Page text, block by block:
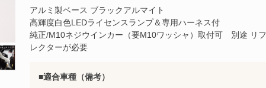
アルミ製ベース ブラックアルマイト
高輝度白色LEDライセンスランプ＆専用ハーネス付
純正/M10ネジウインカー（要M10ワッシャ）取付可 別途 リフ
レクターが必要
適合車種（備考）